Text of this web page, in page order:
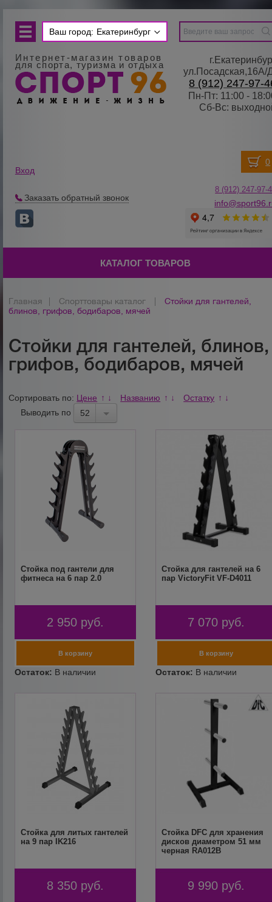
Ваш город: Екатеринбург
Интернет-магазин товаров
для спорта, туризма и отдыха
8 (912) 247-97-
Пн-Пт: 11:00 -
Сб-Вс:
Вход
Заказать обратный звонок
8 (912) 247-97-
КАТАЛОГ ТОВАРОВ
Главная Спорттовары каталог
Стойки для гантелей,
блинов, грифов, бодибаров, мячей
Стойки для гантелей, блинов,
грифов, бодибаров, мячей
Сортировать по: Цене ↑ ↓ Названию ↑ ↓ Остатку ↑ ↓
Выводить по 52
Стойка под гантели для
фитнеса на 6 пар 2.0
2 950 руб.
Стойка для гантелей на 6
пар VictoryFit VF-D4011
7 070 руб.
Cтойка для литых гантелей
на 9 пар IK216
8 350 руб.
Стойка DFC для хранения
дисков диаметром 51 мм
черная RA012B
9 990 руб.